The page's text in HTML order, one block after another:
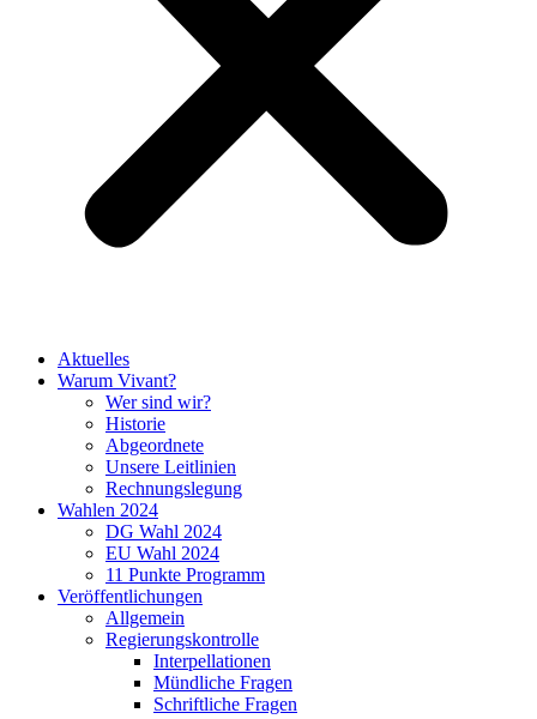
Aktuelles
Warum Vivant?
Wer sind wir?
Historie
Abgeordnete
Unsere Leitlinien
Rechnungslegung
Wahlen 2024
DG Wahl 2024
EU Wahl 2024
11 Punkte Programm
Veröffentlichungen
Allgemein
Regierungskontrolle
Interpellationen
Mündliche Fragen
Schriftliche Fragen